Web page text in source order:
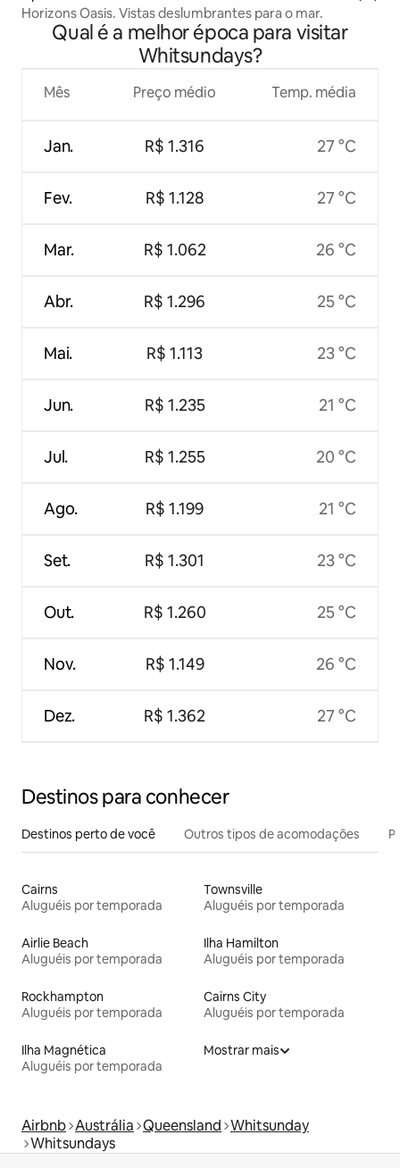
Horizons Oasis. Vistas deslumbrantes para o mar.
Qual é a melhor época para visitar
Whitsundays?
Mês
Jan.
Fev.
Mar.
Abr.
Mai.
Jun.
Jul.
Ago.
Set.
Out.
Nov.
Dez.
Preço médio
R$ 1.316
R$ 1.128
R$ 1.062
R$ 1.296
R$ 1.113
R$ 1.235
R$ 1.255
R$ 1.199
R$ 1.301
R$ 1.260
R$ 1.149
R$ 1.362
Temp. média
27 °C
27 °C
26 °C
25 °C
23 °C
21 °C
20 °C
21 °C
23 °C
25 °C
26 °C
27 °C
Destinos para conhecer
Destinos perto de você Outros tipos de acomodações
Cairns
Aluguéis por temporada
Townsville
Aluguéis por temporada
Airlie Beach
Aluguéis por temporada
Ilha Hamilton
Aluguéis por temporada
Rockhampton
Aluguéis por temporada
Cairns City
Aluguéis por temporada
Ilha Magnética
Aluguéis por temporada
Mostrar mais
Airbnb Austrália Queensland Whitsunday
Whitsundays